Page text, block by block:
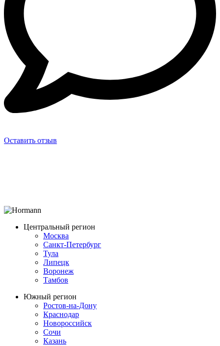
Оставить отзыв
Центральный регион
Москва
Санкт-Петербург
Тула
Липецк
Воронеж
Тамбов
Южный регион
Ростов-на-Дону
Краснодар
Новороссийск
Сочи
Казань